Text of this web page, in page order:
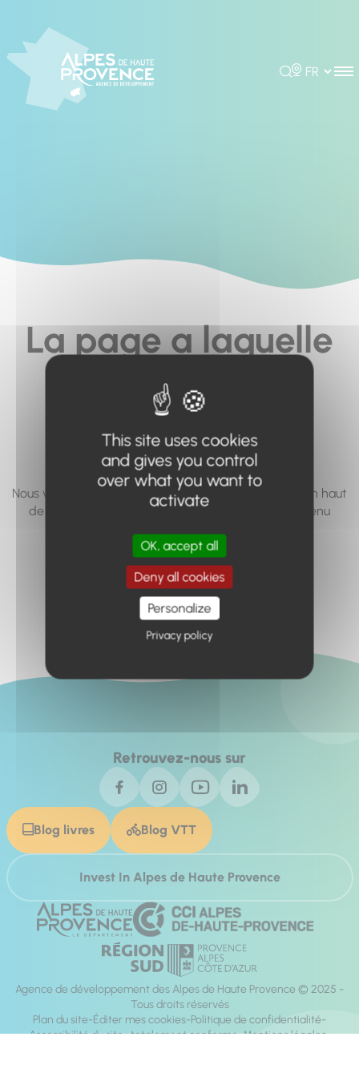
Rechercher
Choisir la
La page a laquelle
vous cherchez à
accéder n'existe
pas... ou plus.
Nous vous invitons à utiliser le moteur de recherche en haut
de page, ou à utiliser le menu pour trouver le contenu
Retour à l'accueil
Retrouvez-nous sur
Blog livres Blog VTT
Invest In Alpes de Haute Provence
Agence de développement des Alpes de Haute Provence © 2025 -
Tous droits réservés
Plan du site Éditer mes cookies Politique de confidentialité
Accessibilité du site : totalement conforme Mentions légales
This site uses cookies
and gives you control
over what you want to
activate
OK, accept all
Deny all cookies
Personalize
Privacy policy